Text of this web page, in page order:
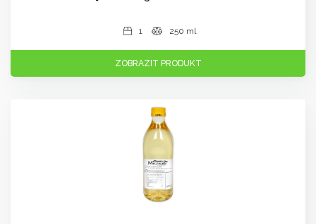
1 250 ml
ZOBRAZIT PRODUKT